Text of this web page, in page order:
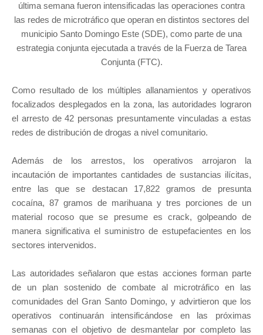
última semana fueron intensificadas las operaciones contra
las redes de microtráfico que operan en distintos sectores del
municipio Santo Domingo Este (SDE), como parte de una
estrategia conjunta ejecutada a través de la Fuerza de Tarea
Conjunta (FTC).
Como resultado de los múltiples allanamientos y operativos
focalizados desplegados en la zona, las autoridades lograron
el arresto de 42 personas presuntamente vinculadas a estas
redes de distribución de drogas a nivel comunitario.
Además de los arrestos, los operativos arrojaron la
incautación de importantes cantidades de sustancias ilícitas,
entre las que se destacan 17,822 gramos de presunta
cocaína, 87 gramos de marihuana y tres porciones de un
material rocoso que se presume es crack, golpeando de
manera significativa el suministro de estupefacientes en los
sectores intervenidos.
Las autoridades señalaron que estas acciones forman parte
de un plan sostenido de combate al microtráfico en las
comunidades del Gran Santo Domingo, y advirtieron que los
operativos continuarán intensificándose en las próximas
semanas con el objetivo de desmantelar por completo las